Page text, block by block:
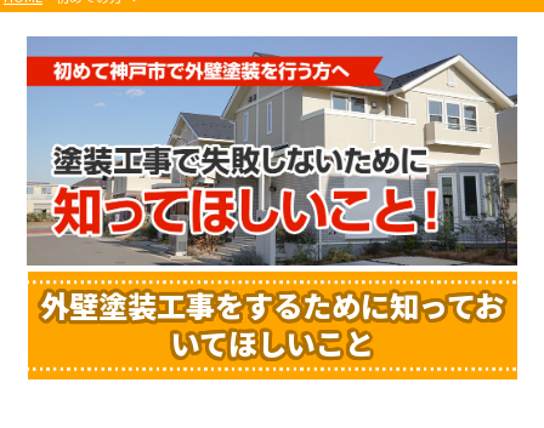
外壁塗装工事をするために知ってお
いてほしいこと